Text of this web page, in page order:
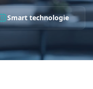
Smart technologie